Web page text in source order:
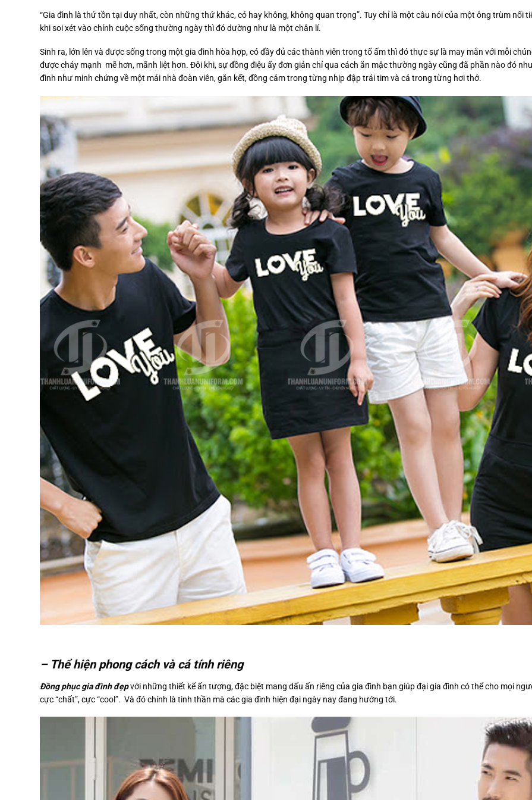
“Gia đình là thứ tồn tại duy nhất, còn những thứ khác, có hay không, không quan trọng”. Tuy chỉ là một câu nói của một ông trùm nổi
khi soi xét vào chính cuộc sống thường ngày thì đó dường như là một chân lí.
Sinh ra, lớn lên và được sống trong một gia đình hòa hợp, có đầy đủ các thành viên trong tổ ấm thì đó thực sự là may mắn với mỗi
được cháy mạnh mẽ hơn, mãnh liệt hơn. Đôi khi, sự đồng điệu ấy đơn giản chỉ qua cách ăn mặc thường ngày cũng đã phần nào đó
đình như minh chứng về một mái nhà đoàn viên, gắn kết, đồng cảm trong từng nhịp đập trái tim và cả trong từng hơi thở.
– Thể hiện phong cách và cá tính riêng
Đồng phục gia đình đẹpvới những thiết kế ấn tượng, đặc biệt mang dấu ấn riêng của gia đình bạn giúp đại gia đình có thể cho mọi
cực “chất”, cực “cool”. Và đó chính là tinh thần mà các gia đình hiện đại ngày nay đang hướng tới.